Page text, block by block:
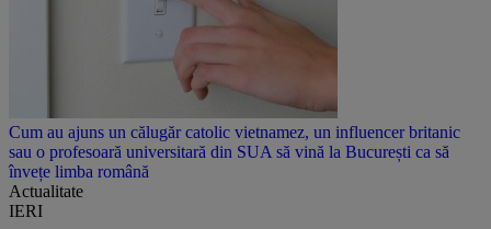
Cum au ajuns un călugăr catolic vietnamez, un influencer britanic
sau o profesoară universitară din SUA să vină la București ca să
învețe limba română
Actualitate
IERI